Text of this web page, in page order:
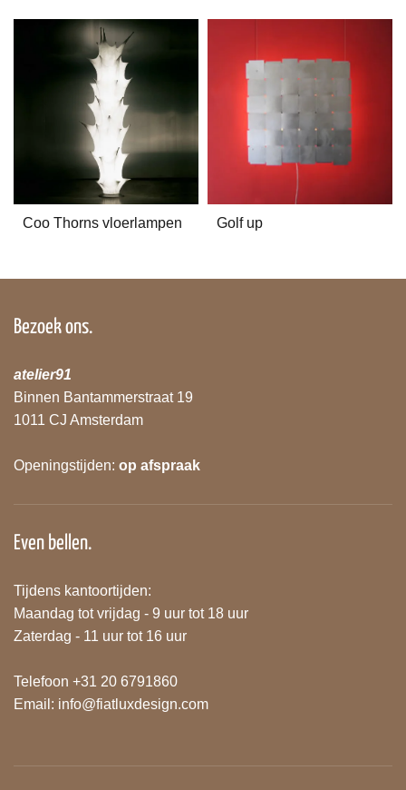
Coo Thorns vloerlampen Golf up
Bezoek ons.
atelier91
Binnen Bantammerstraat 19
1011 CJ Amsterdam
Openingstijden: op afspraak
Even bellen.
Tijdens kantoortijden:
Maandag tot vrijdag - 9 uur tot 18 uur
Zaterdag - 11 uur tot 16 uur
Telefoon +31 20 6791860
Email: info@fiatluxdesign.com